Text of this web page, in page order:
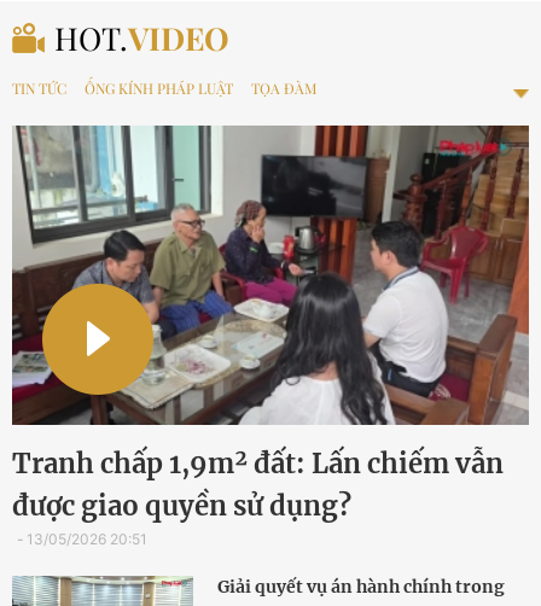
HOT.VIDEO
TIN TỨC ỐNG KÍNH PHÁP LUẬT TỌA ĐÀM
Tranh chấp 1,9m² đất: Lấn chiếm vẫn
được giao quyền sử dụng?
13/05/2026 20:51
Giải quyết vụ án hành chính trong